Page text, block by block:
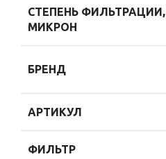
СТЕПЕНЬ ФИЛЬТРАЦИИ,
МИКРОН
БРЕНД
АРТИКУЛ
ФИЛЬТР